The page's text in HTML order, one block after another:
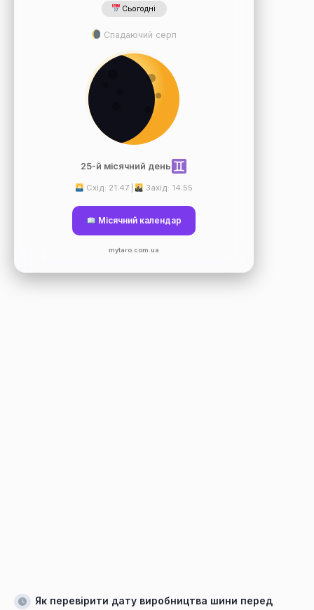
Сьогодні
Спадаючий серп
25-й місячний день
Схід: 21:47 | Захід: 14:55
Місячний календар
mytaro.com.ua
Як перевірити дату виробництва шини перед